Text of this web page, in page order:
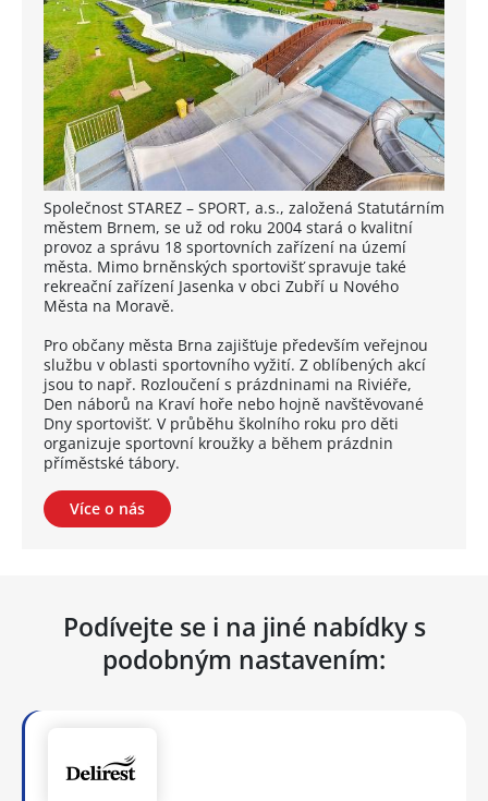
Společnost STAREZ – SPORT, a.s., založená Statutárním
městem Brnem, se už od roku 2004 stará o kvalitní
provoz a správu 18 sportovních zařízení na území
města. Mimo brněnských sportovišť spravuje také
rekreační zařízení Jasenka v obci Zubří u Nového
Města na Moravě.
Pro občany města Brna zajišťuje především veřejnou
službu v oblasti sportovního vyžití. Z oblíbených akcí
jsou to např. Rozloučení s prázdninami na Riviéře,
Den náborů na Kraví hoře nebo hojně navštěvované
Dny sportovišť. V průběhu školního roku pro děti
organizuje sportovní kroužky a během prázdnin
příměstské tábory.
Více o nás
Podívejte se i na jiné nabídky s
podobným nastavením: